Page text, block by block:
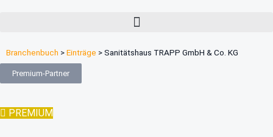
Branchenbuch >Einträge >Sanitätshaus TRAPP GmbH & Co. KG
Premium-Partner
PREMIUM